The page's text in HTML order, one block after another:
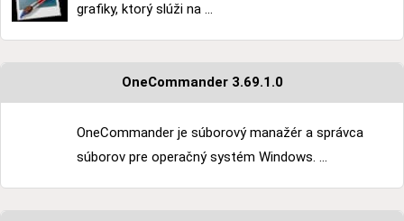
grafiky, ktorý slúži na ...
OneCommander 3.69.1.0
OneCommander je súborový manažér a správca
súborov pre operačný systém Windows. ...